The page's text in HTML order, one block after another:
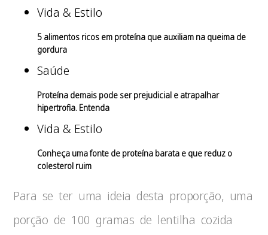
Vida & Estilo
5 alimentos ricos em proteína que auxiliam na queima de
gordura
Saúde
Proteína demais pode ser prejudicial e atrapalhar
hipertrofia. Entenda
Vida & Estilo
Conheça uma fonte de proteína barata e que reduz o
colesterol ruim
Para se ter uma ideia desta proporção, uma
porção de 100 gramas de lentilha cozida